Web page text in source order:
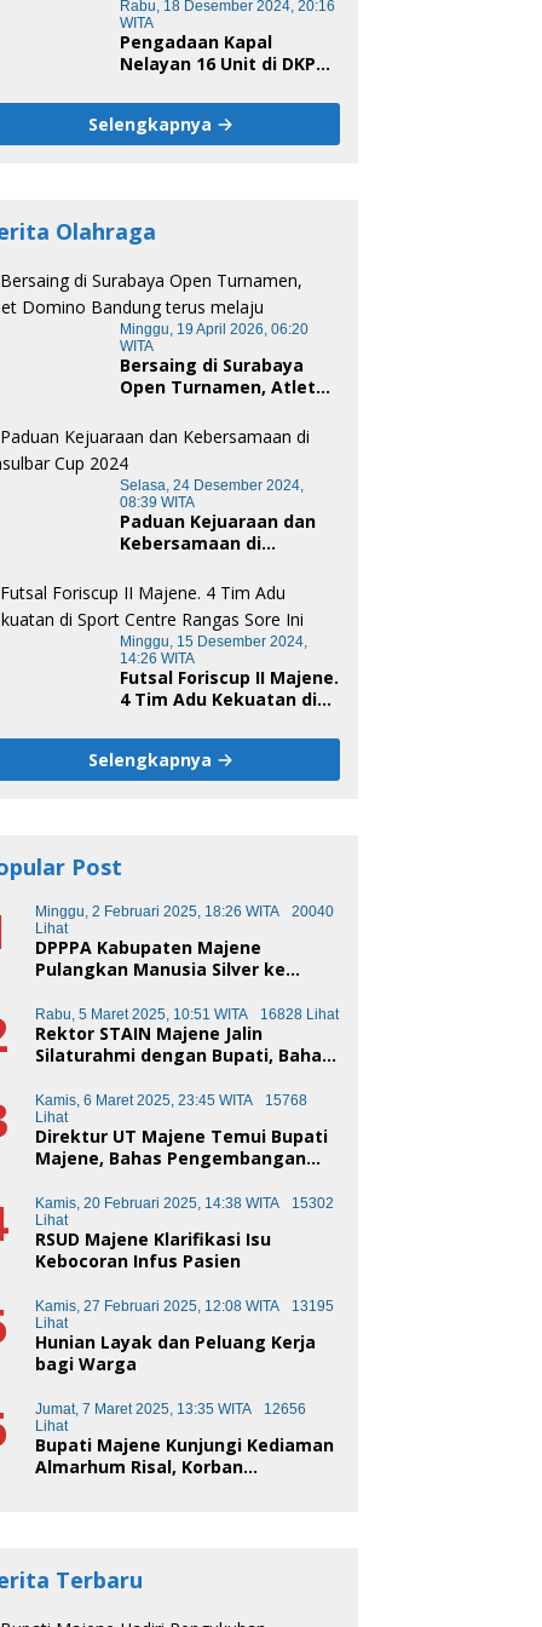
Rabu, 18 Desember 2024, 20:16
WITA
Pengadaan Kapal
Nelayan 16 Unit di DKP
Tersangka
Selengkapnya
Olahraga
Minggu, 19 April 2026, 06:20
WITA
Bersaing di Surabaya
Open Turnamen, Atlet
melaju
Selasa, 24 Desember 2024,
08:39 WITA
Paduan Kejuaraan dan
Kebersamaan di
Minggu, 15 Desember 2024,
14:26 WITA
Futsal Foriscup II Majene.
4 Tim Adu Kekuatan di
Sore Ini
Selengkapnya
Post
Minggu, 2 Februari 2025, 18:26 WITA
20040
Lihat
DPPPA Kabupaten Majene
Pulangkan Manusia Silver ke
Rabu, 5 Maret 2025, 10:51 WITA 16828 Lihat
Rektor STAIN Majene Jalin
Silaturahmi dengan Bupati, Bahas
Kamis, 6 Maret 2025, 23:45 WITA
15768
Lihat
Direktur UT Majene Temui Bupati
Majene, Bahas Pengembangan
Kamis, 20 Februari 2025, 14:38 WITA
15302
Lihat
RSUD Majene Klarifikasi Isu
Kebocoran Infus Pasien
Kamis, 27 Februari 2025, 12:08 WITA
13195
Lihat
Hunian Layak dan Peluang Kerja
bagi Warga
Jumat, 7 Maret 2025, 13:35 WITA
12656
Lihat
Bupati Majene Kunjungi Kediaman
Almarhum Risal, Korban
Terbaru